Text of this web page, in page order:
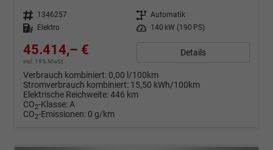
Fahrzeugnr. 1346257 Getriebe Automatik
Kraftstoff
Elektro Leistung 140 kW (190 PS)
45.414,– €
incl. 19% MwSt.
Details
Verbrauch kombiniert: 0,00 l/100km
Stromverbrauch kombiniert: 15,50 kWh/100km
Elektrische Reichweite:446 km
CO2-Klasse:A
CO2-Emissionen: 0 g/km